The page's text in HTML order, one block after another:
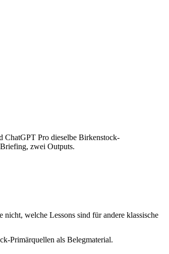
ChatGPT Pro dieselbe Birkenstock-
zwei Outputs.
welche Lessons sind für andere klassische
Primärquellen als Belegmaterial.